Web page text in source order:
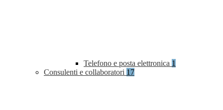
Telefono e posta elettronica 1
Consulenti e collaboratori 17